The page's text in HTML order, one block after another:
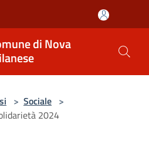
di Nova
> Sociale >
2024